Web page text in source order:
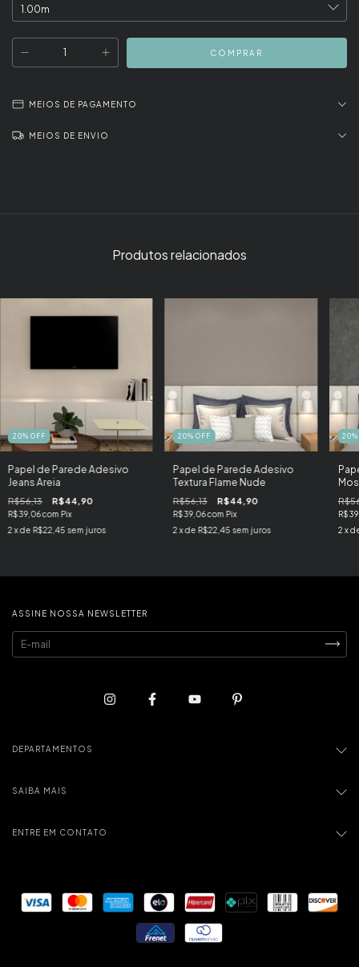
MEIOS DE PAGAMENTO
MEIOS DE ENVIO
Produtos relacionados
20% OFF
Papel de Parede Adesivo
Jeans Areia
R$56,13 R$44,90
R$39,06com Pix
2 x de R$22,45 sem juros
20% OFF
Papel de Parede Adesivo
Textura Flame Nude
R$56,13 R$44,90
R$39,06com Pix
2 x de R$22,45 sem juros
20
2 x
ASSINE NOSSA NEWSLETTER
DEPARTAMENTOS
SAIBA MAIS
ENTRE EM CONTATO